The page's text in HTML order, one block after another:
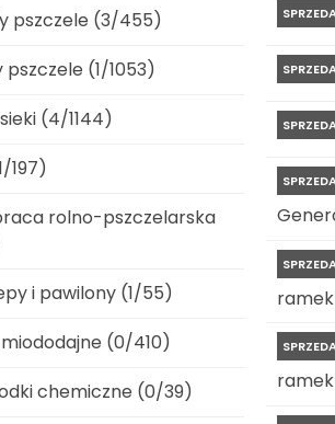
ramek
ramek
pszczele (3/455)
pszczele (1/1053)
(4/1144)
197)
rolno-pszczelarska
i pawilony (1/55)
miododajne (0/410)
chemiczne (0/39)